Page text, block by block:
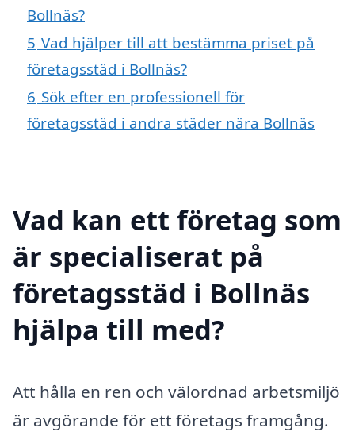
Bollnäs?
5 Vad hjälper till att bestämma priset på
företagsstäd i Bollnäs?
6 Sök efter en professionell för
företagsstäd i andra städer nära Bollnäs
Vad kan ett företag som
är specialiserat på
företagsstäd i Bollnäs
hjälpa till med?
Att hålla en ren och välordnad arbetsmiljö
är avgörande för ett företags framgång.